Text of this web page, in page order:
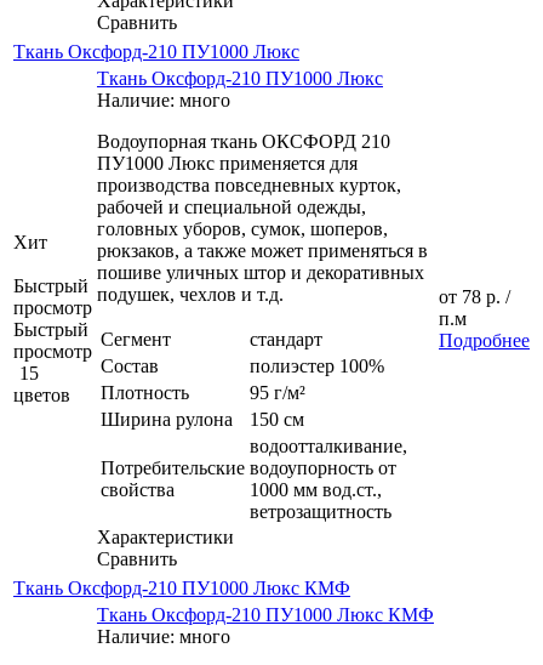
Сравнить
Ткань Оксфорд-210 ПУ1000 Люкс
Хит
Быстрый
просмотр
Быстрый
просмотр
15
цветов
Ткань Оксфорд-210 ПУ1000 Люкс
Наличие: много
Водоупорная ткань ОКСФОРД 210
ПУ1000 Люкс применяется для
производства повседневных курток,
рабочей и специальной одежды,
головных уборов, сумок, шоперов,
рюкзаков, а также может применяться в
пошиве уличных штор и декоративных
подушек, чехлов и т.д.
Сегмент
стандарт
Состав
полиэстер 100%
Плотность
95 г/м²
Ширина рулона
150 см
Потребительские
свойства
водоотталкивание,
водоупорность от
1000 мм вод.ст.,
ветрозащитность
Характеристики
Сравнить
от 78 р. /
п.м
Подробнее
Ткань Оксфорд-210 ПУ1000 Люкс КМФ
Ткань Оксфорд-210 ПУ1000 Люкс КМФ
Наличие: много